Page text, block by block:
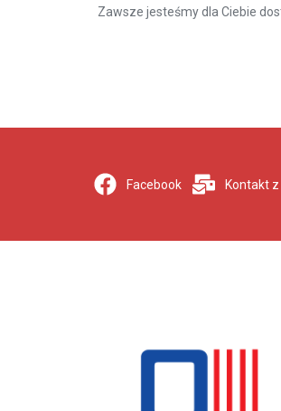
Zawsze jesteśmy dla Ciebie
Facebook Kontakt